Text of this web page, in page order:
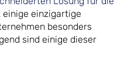
einige einzigartige
besonders
sind einige dieser